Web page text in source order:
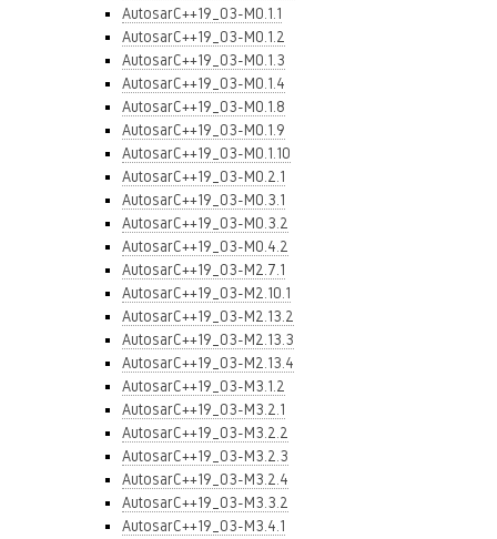
AutosarC++19_03-M0.1.1
AutosarC++19_03-M0.1.2
AutosarC++19_03-M0.1.3
AutosarC++19_03-M0.1.4
AutosarC++19_03-M0.1.8
AutosarC++19_03-M0.1.9
AutosarC++19_03-M0.1.10
AutosarC++19_03-M0.2.1
AutosarC++19_03-M0.3.1
AutosarC++19_03-M0.3.2
AutosarC++19_03-M0.4.2
AutosarC++19_03-M2.7.1
AutosarC++19_03-M2.10.1
AutosarC++19_03-M2.13.2
AutosarC++19_03-M2.13.3
AutosarC++19_03-M2.13.4
AutosarC++19_03-M3.1.2
AutosarC++19_03-M3.2.1
AutosarC++19_03-M3.2.2
AutosarC++19_03-M3.2.3
AutosarC++19_03-M3.2.4
AutosarC++19_03-M3.3.2
AutosarC++19_03-M3.4.1